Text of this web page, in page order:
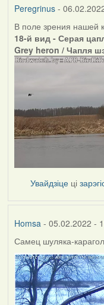
Peregrinus-
В поле зрения нашей
18-й вид - Серая
Grey heron / Чапля
Увайдзіце ці
Homsa- 05.02.2022 -
Самец шуляка-